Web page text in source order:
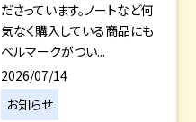
ださっています。ノートなど何
気なく購入している商品にも
ベルマークがつい...
2026/07/14
お知らせ